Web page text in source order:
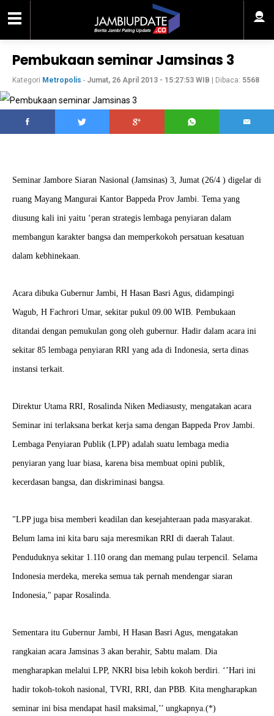
Pembukaan seminar Jamsinas 3
Kategori Metropolis - Jumat, 26 April 2013 - 15:27:53 WIB | Dibaca: 5568
Seminar Jambore Siaran Nasional (Jamsinas) 3, Jumat (26/4 ) digelar di
ruang Mayang Mangurai Kantor Bappeda Prov Jambi. Tema yang
diusung kali ini yaitu ‘peran strategis lembaga penyiaran dalam
membangun karakter bangsa dan memperkokoh persatuan kesatuan
dalam kebhinekaan.
Acara dibuka Gubernur Jambi, H Hasan Basri Agus, didampingi
Wagub, H Fachrori Umar, sekitar pukul 09.00 WIB. Pembukaan
ditandai dengan pemukulan gong oleh gubernur. Hadir dalam acara ini
sekitar 85 lembaga penyiaran RRI yang ada di Indonesia, serta dinas
instansi terkait.
Direktur Utama RRI, Rosalinda Niken Mediasusty, mengatakan acara
Seminar ini terlaksana berkat kerja sama dengan Bappeda Prov Jambi.
Lembaga Penyiaran Publik (LPP) adalah suatu lembaga media
penyiaran yang luar biasa, karena bisa membuat opini publik,
kecerdasan bangsa, dan diskriminasi bangsa.
"LPP juga bisa memberi keadilan dan kesejahteraan pada masyarakat.
Belum lama ini kita baru saja meresmikan RRI di daerah Talaut.
Penduduknya sekitar 1.110 orang dan memang pulau terpencil. Selama
Indonesia merdeka, mereka semua tak pernah mendengar siaran
Indonesia," papar Rosalinda.
Sementara itu Gubernur Jambi, H Hasan Basri Agus, mengatakan
rangkaian acara Jamsinas 3 akan berahir, Sabtu malam. Dia
mengharapkan melalui LPP, NKRI bisa lebih kokoh berdiri. ‘’Hari ini
hadir tokoh-tokoh nasional, TVRI, RRI, dan PBB. Kita mengharapkan
seminar ini bisa mendapat hasil maksimal,’’ ungkapnya.(*)